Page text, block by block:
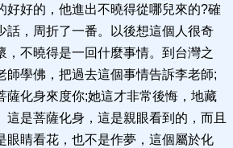
好好的，他進出不曉得從哪兒來的?確
話，周折了一番。以後想這個人很奇
，不曉得是一回什麼事情。到台灣之
師學佛，把過去這個事情告訴李老師;
薩化身來度你;她這才非常後悔，地藏
這是菩薩化身，這是親眼看到的，而且
眼睛看花，也不是作夢，這個屬於化